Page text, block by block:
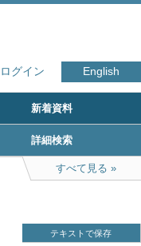
ログイン English
新着資料
詳細検索
すべて見る
テキストで保存